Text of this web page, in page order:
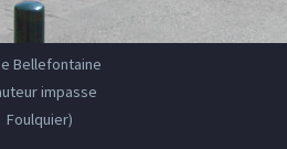
Bellefontaine
impasse
Foulquier)